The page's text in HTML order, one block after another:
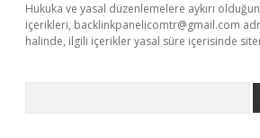
Hukuka ve yasal düzenlemelere aykırı
içerikleri, backlinkpanelicomtr@gmail.com
halinde, ilgili içerikler yasal süre içerisinde